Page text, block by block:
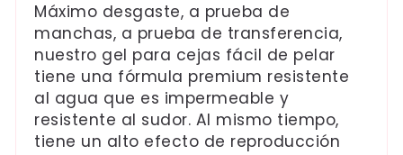
Máximo desgaste, a prueba de
manchas, a prueba de transferencia,
nuestro gel para cejas fácil de pelar
tiene una fórmula premium resistente
al agua que es impermeable y
resistente al sudor. Al mismo tiempo,
tiene un alto efecto de reproducción